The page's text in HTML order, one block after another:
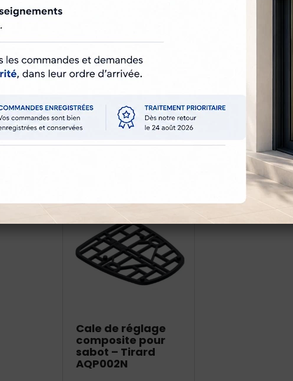
Tirard
Cale de réglage
composite pour
sabot – Tirard
AQP002N